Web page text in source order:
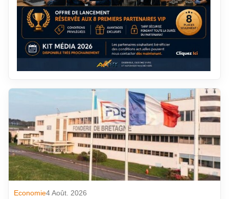
Economie4 Août. 2026